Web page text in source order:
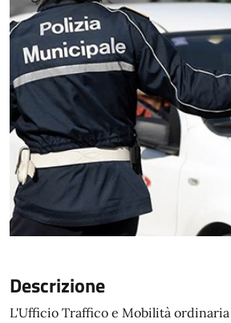
Descrizione
L'Ufficio Traffico e Mobilità